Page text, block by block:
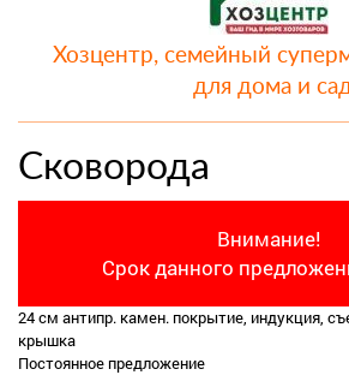
Хозцентр, семейный
для дома и
Сковорода
Внимание!
Срок данного
24 см антипр. камен. покрытие, индукция,
крышка
Постоянное предложение